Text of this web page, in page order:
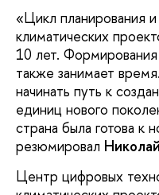
«Цикл планирования
климатических
10 лет.
также занимает
начинать путь к
единиц нового
страна была готова к
резюмировал
Центр цифровых